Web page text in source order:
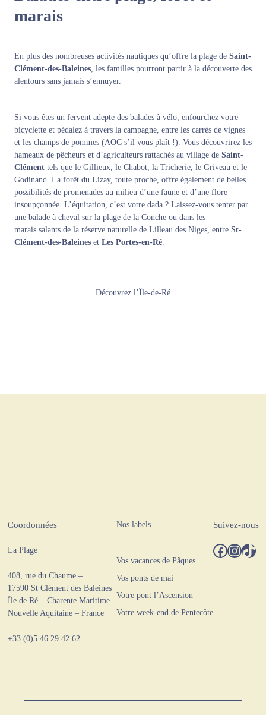
marais
En plus des nombreuses activités nautiques qu’offre la plage de Saint-
Clément-des-Baleines , les familles pourront partir à la découverte des
alentours sans jamais s’ennuyer.
Si vous êtes un fervent adepte des balades à vélo, enfourchez votre
bicyclette et pédalez à travers la campagne, entre les carrés de vignes
et les champs de pommes (AOC s’il vous plaît !). Vous découvrirez les
hameaux de pêcheurs et d’agriculteurs rattachés au village de Saint-
Clément tels que le Gillieux, le Chabot, la Tricherie, le Griveau et le
Godinand. La forêt du Lizay, toute proche, offre également de belles
possibilités de promenades au milieu d’une faune et d’une flore
insoupçonnée. L’équitation, c’est votre dada ? Laissez-vous tenter par
une balade à cheval sur la plage de la Conche ou dans les
marais salants de la réserve naturelle de Lilleau des Niges, entre St-
Clément-des-Baleines et Les Portes-en-Ré
Découvrez l’Île-de-Ré
Coordonnées
La Plage
408, rue du Chaume –
17590 St Clément des Baleines
Île de Ré – Charente Maritime –
Nouvelle Aquitaine – France
+33 (0)5 46 29 42 62
Nos labels
Vos vacances de Pâques
Vos ponts de mai
Votre pont l’Ascension
Votre week-end de Pentecôte
Suivez-nous
Facebook InstagramTikTok